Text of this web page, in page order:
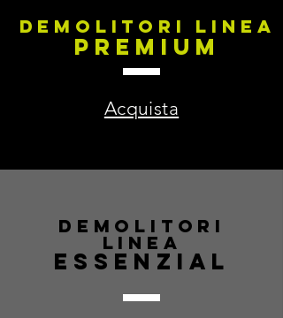
demolitori Linea
Premium
Acquista
Demolitori
linea
Essenzial